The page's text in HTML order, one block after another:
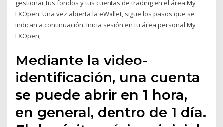
gestionar tus fondos y tus cuentas de trading en el área My
FXOpen. Una vez abierta la eWallet, sigue los pasos que se
indican a continuación: Inicia sesión en tu área personal My
FXOpen;
Mediante la video-
identificación, una cuenta
se puede abrir en 1 hora,
en general, dentro de 1 día.